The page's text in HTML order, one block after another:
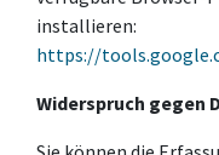
installieren:
https://
Widerspruch gegen